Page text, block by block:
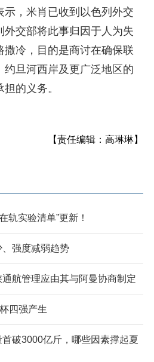
示，米肖已收到以色列外交
外交部将此事归因于人为失
撒冷，目的是商讨在确保联
约旦河西岸及更广泛地区的
的义务。
【责任编辑：高琳琳】
轨实验清单”更新！
强度减弱趋势
航管理应由其与阿曼协商制定
四强产生
破3000亿斤，哪些因素撑起夏